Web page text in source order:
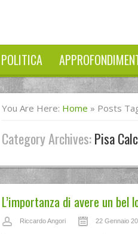
POLITICA
You Are Here: Home » Posts
Category Archives:Pisa
L’importanza di avere un bel
Riccardo Angori 22 Gennaio